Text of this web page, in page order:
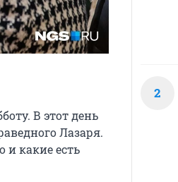
В этот день
Лазаря.
и какие есть
2